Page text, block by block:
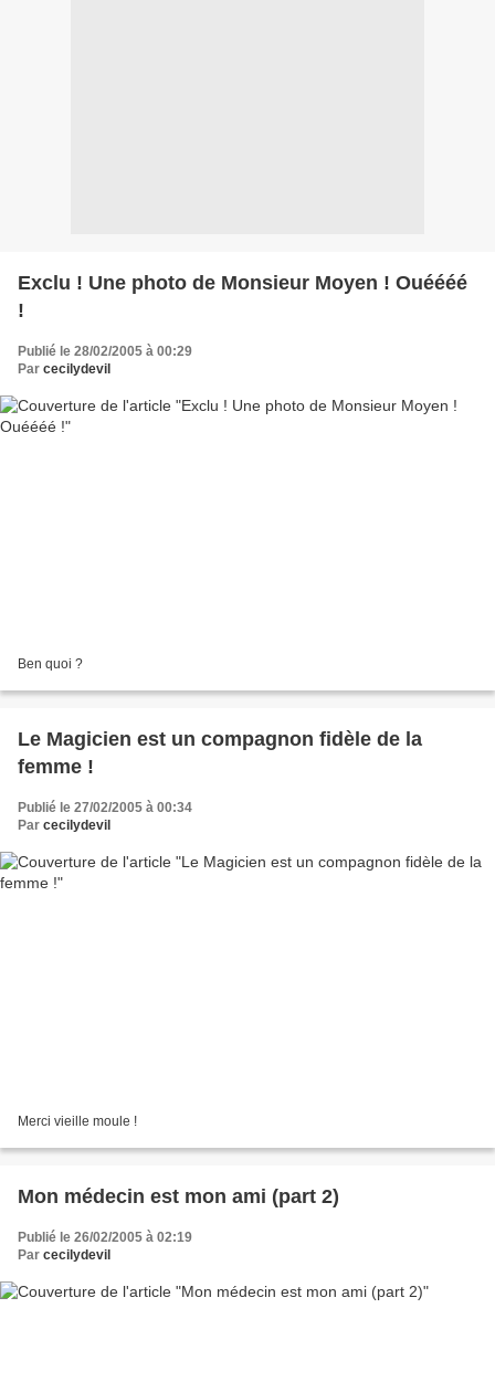
Exclu ! Une photo de Monsieur Moyen ! Ouéééé
!
Publié le 28/02/2005 à 00:29
Par cecilydevil
Ben quoi ?
Le Magicien est un compagnon fidèle de la
femme !
Publié le 27/02/2005 à 00:34
Par cecilydevil
Merci vieille moule !
Mon médecin est mon ami (part 2)
Publié le 26/02/2005 à 02:19
Par cecilydevil